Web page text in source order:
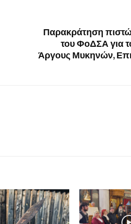
Παρακράτηση
του ΦοΔΣΑ για
Άργους Μυκηνών,